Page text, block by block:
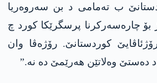
ب تەمامی د بن سەروەریا
بۆ چارەسەرکرنا پرسگرێکا کورد چ
کوردستانێ. رۆژەڤا وان
د دەستێ وەلاتێن ھەرێمێ دە نە.”